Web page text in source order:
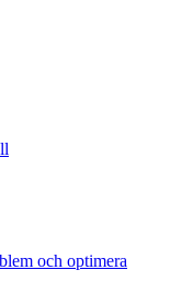
och optimera